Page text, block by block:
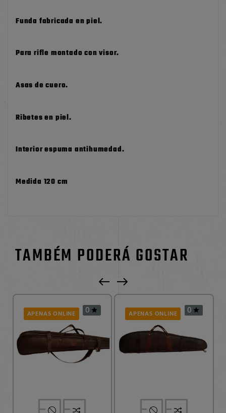
Funda fabricada en piel.
Para rifle montado con visor.
Asas de cuero.
Ribetes en piel.
Interior espuma antihumedad.
Medida 120 cm
TAMBÉM PODERÁ GOSTAR
APENAS ONLINE 0  APENAS ONLINE 0 